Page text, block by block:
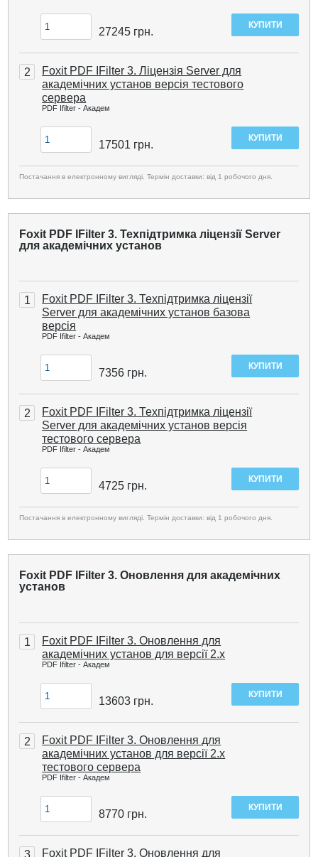
27245 грн.
2
Foxit PDF IFilter 3. Ліцензія Server для
академічних установ версія тестового
сервера
PDF Ifilter - Академ
17501 грн.
Постачання в електронному вигляді. Термін доставки: від 1 робочого дня.
Foxit PDF IFilter 3. Техпідтримка ліцензії Server
для академічних установ
1
Foxit PDF IFilter 3. Техпідтримка ліцензії
Server для академічних установ базова
версія
PDF Ifilter - Академ
7356 грн.
2
Foxit PDF IFilter 3. Техпідтримка ліцензії
Server для академічних установ версія
тестового сервера
PDF Ifilter - Академ
4725 грн.
Постачання в електронному вигляді. Термін доставки: від 1 робочого дня.
Foxit PDF IFilter 3. Оновлення для академічних
установ
1
Foxit PDF IFilter 3. Оновлення для
академічних установ для версії 2.x
PDF Ifilter - Академ
13603 грн.
2
Foxit PDF IFilter 3. Оновлення для
академічних установ для версії 2.х
тестового сервера
PDF Ifilter - Академ
8770 грн.
3
Foxit PDF IFilter 3. Оновлення для